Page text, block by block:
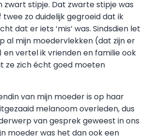
zwart stipje. Dat zwarte stipje was
twee zo duidelijk gegroeid dat ik
dat er iets ‘mis’ was. Sindsdien let
al mijn moedervlekken (dat zijn er
en vertel ik vrienden en familie ook
ze zich écht goed moeten
van mijn moeder is op haar
melanoom overleden, dus
van gesprek geweest in ons
moeder was het dan ook een